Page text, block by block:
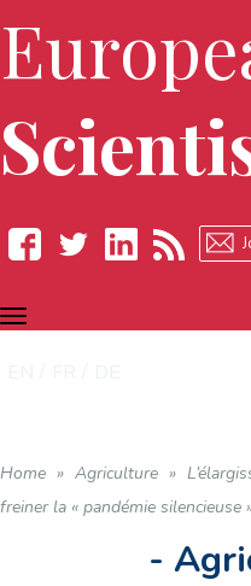
Facebook
TOGGLE
NAVIGATION
Home » Agriculture »
freiner la « pandémie silencieuse
-